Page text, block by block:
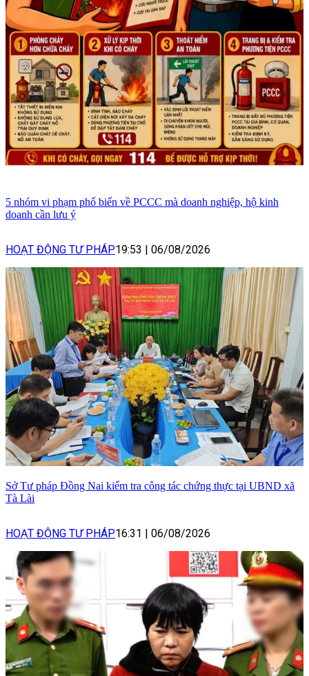
5 nhóm vi phạm phổ biến về PCCC mà doanh nghiệp, hộ kinh
doanh cần lưu ý
HOẠT ĐỘNG TƯ PHÁP19:53 06/08/2026
Sở Tư pháp Đồng Nai kiểm tra công tác chứng thực tại UBND xã
Tà Lài
HOẠT ĐỘNG TƯ PHÁP16:31 06/08/2026